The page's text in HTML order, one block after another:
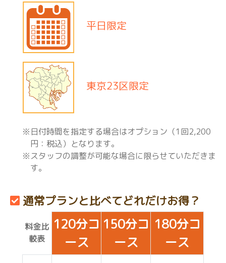
平日限定
東京23区限定
日付時間を指定する場合はオプション（1回2,200
円：税込）となります。
スタッフの調整が可能な場合に限らせていただきま
す。
通常プランと比べてどれだけお得？
料金比
較表
120分コ
ース
150分コ
ース
180分コ
ース